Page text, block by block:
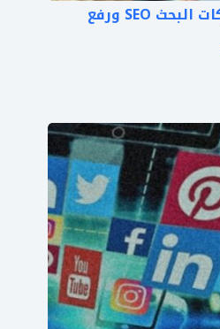
3 طرق فعالة لتحسين محركات البحث SEO ورفع